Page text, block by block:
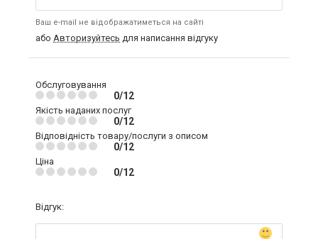
Ваш e-mail не відображатиметься на сайті
або Авторизуйтесь для написання відгуку
Обслуговування
0/12
Якість наданих послуг
0/12
Відповідність товару/послуги з описом
0/12
Ціна
0/12
Відгук: